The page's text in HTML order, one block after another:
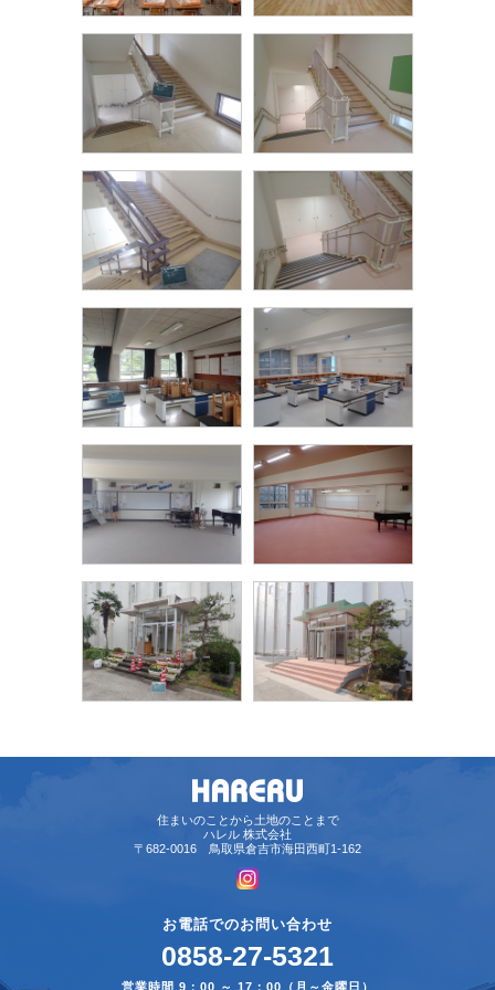
住まいのことから土地のことまで
ハレル 株式会社
〒682-0016 鳥取県倉吉市海田西町1-162
お電話でのお問い合わせ
0858-27-5321
営業時間 9：00 ～ 17：00（月～金曜日）